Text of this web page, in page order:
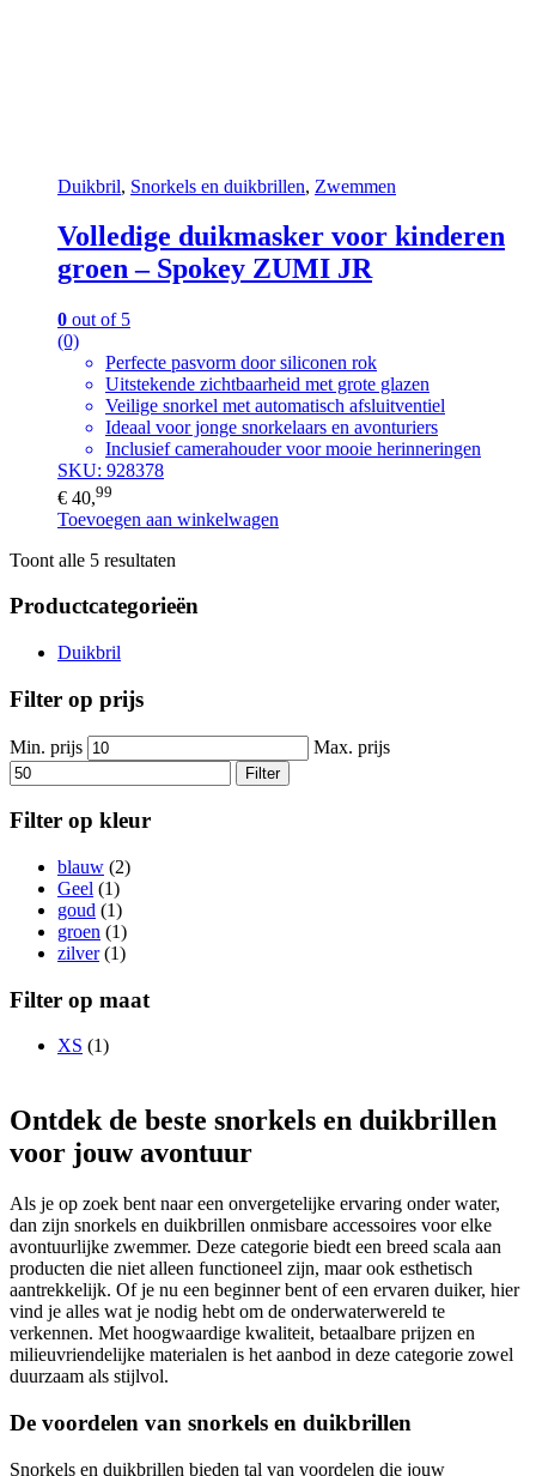
Duikbril, Snorkels en duikbrillen, Zwemmen
Volledige duikmasker voor kinderen
groen – Spokey ZUMI JR
0 out of 5
(0)
Perfecte pasvorm door siliconen rok
Uitstekende zichtbaarheid met grote glazen
Veilige snorkel met automatisch afsluitventiel
Ideaal voor jonge snorkelaars en avonturiers
Inclusief camerahouder voor mooie herinneringen
SKU: 928378
€ 40,99
Toevoegen aan winkelwagen
Toont alle 5 resultaten
Productcategorieën
Duikbril
Filter op prijs
Min. prijs Max. prijs
Filter
Filter op kleur
blauw (2)
Geel (1)
goud (1)
groen (1)
zilver (1)
Filter op maat
XS (1)
Ontdek de beste snorkels en duikbrillen
voor jouw avontuur
Als je op zoek bent naar een onvergetelijke ervaring onder water,
dan zijn snorkels en duikbrillen onmisbare accessoires voor elke
avontuurlijke zwemmer. Deze categorie biedt een breed scala aan
producten die niet alleen functioneel zijn, maar ook esthetisch
aantrekkelijk. Of je nu een beginner bent of een ervaren duiker, hier
vind je alles wat je nodig hebt om de onderwaterwereld te
verkennen. Met hoogwaardige kwaliteit, betaalbare prijzen en
milieuvriendelijke materialen is het aanbod in deze categorie zowel
duurzaam als stijlvol.
De voordelen van snorkels en duikbrillen
Snorkels en duikbrillen bieden tal van voordelen die jouw